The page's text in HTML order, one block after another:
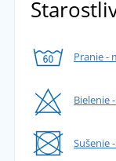
Pranie -
Bielenie
Sušenie